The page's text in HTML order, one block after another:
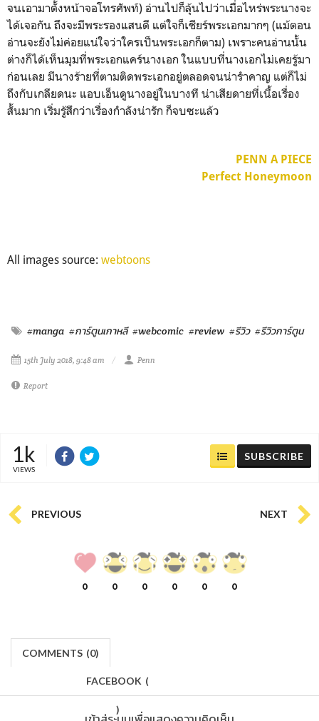
จนเอามาตั้งหน้าจอโทรศัพท์) อ่านไปก็ลุ้นไปว่าเมื่อไหร่พระนางจะ
ได้เจอกัน ถึงจะมีพระรองแสนดี แต่ใจก็เชียร์พระเอกมากๆ (แม้ตอน
อ่านจะยังไม่ค่อยแน่ใจว่าใครเป็นพระเอกก็ตาม) เพราะคนอ่านนั้น
ต่างก็ได้เห็นมุมที่พระเอกแคร์นางเอก ในแบบที่นางเอกไม่เคยรู้มา
ก่อนเลย มีนางร้ายที่ตามติดพระเอกอยู่ตลอดจนน่ารำคาญ แต่ก็ไม่
ถึงกับเกลียดนะ แอบเอ็นดูนางอยู่ในบางที น่าเสียดายที่เนื้อเรื่อง
สั้นมาก เริ่มรู้สึกว่าเรื่องกำลังน่ารัก ก็จบซะแล้ว
PENN A PIECE
Perfect Honeymoon
All images source: webtoons
#manga #การ์ตูนเกาหลี #webcomic #review #รีวิว #รีวิวการ์ตูน
15th July 2018, 9:48 am Penn
Report
1k
VIEWS
SUBSCRIBE
PREVIOUS NEXT
0 0 0 0 0 0
COMMENTS (0)
FACEBOOK (
)